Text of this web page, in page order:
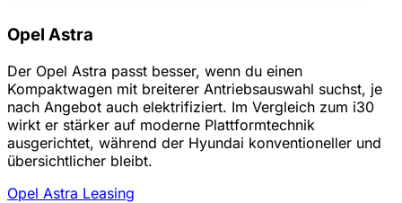
Opel Astra
Der Opel Astra passt besser, wenn du einen
Kompaktwagen mit breiterer Antriebsauswahl suchst, je
nach Angebot auch elektrifiziert. Im Vergleich zum i30
wirkt er stärker auf moderne Plattformtechnik
ausgerichtet, während der Hyundai konventioneller und
übersichtlicher bleibt.
Opel Astra Leasing